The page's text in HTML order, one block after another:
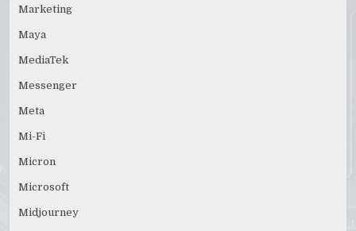
Marketing
Maya
MediaTek
Messenger
Meta
Mi-Fi
Micron
Microsoft
Midjourney